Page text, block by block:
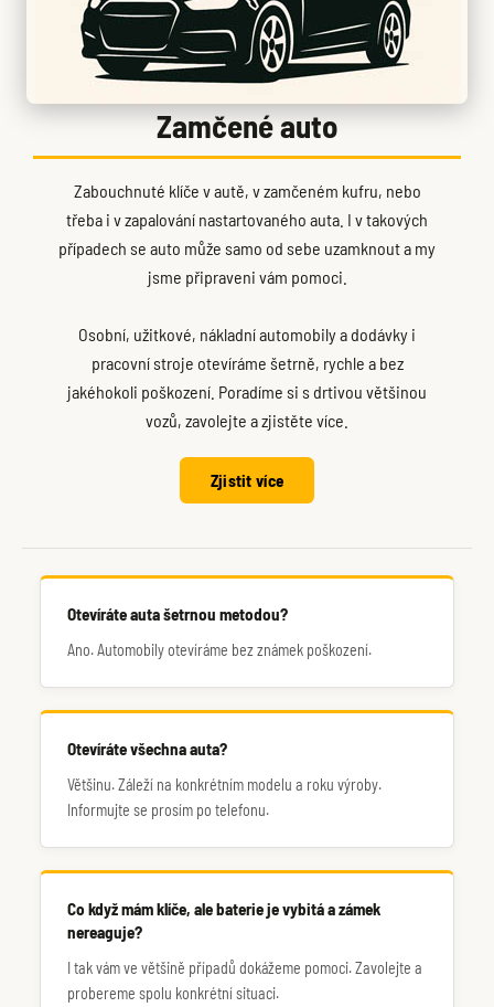
Zamčené auto
Zabouchnuté klíče v autě, v zamčeném kufru, nebo
třeba i v zapalování nastartovaného auta. I v takových
případech se auto může samo od sebe uzamknout a my
jsme připraveni vám pomoci.
Osobní, užitkové, nákladní automobily a dodávky i
pracovní stroje otevíráme šetrně, rychle a bez
jakéhokoli poškození. Poradíme si s drtivou většinou
vozů, zavolejte a zjistěte více.
Zjistit více
Otevíráte auta šetrnou metodou?
Ano. Automobily otevíráme bez známek poškození.
Otevíráte všechna auta?
Většinu. Záleží na konkrétním modelu a roku výroby.
Informujte se prosím po telefonu.
Co když mám klíče, ale baterie je vybitá a zámek
nereaguje?
I tak vám ve většině případů dokážeme pomoci. Zavolejte a
probereme spolu konkrétní situaci.